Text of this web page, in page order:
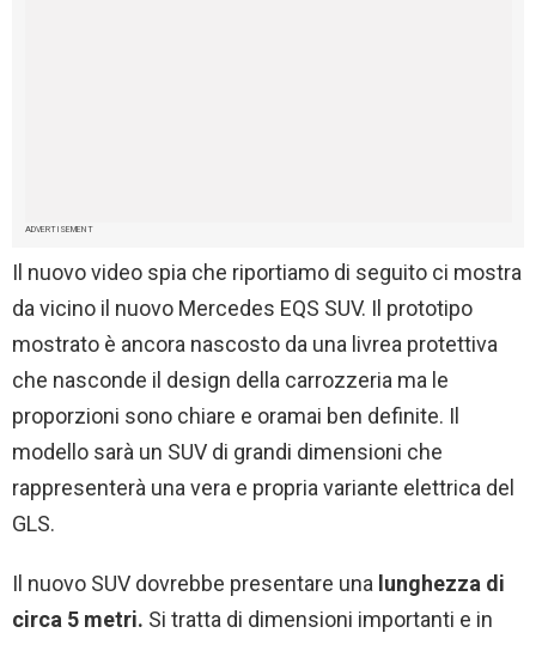
ADVERTISEMENT
Il nuovo video spia che riportiamo di seguito ci mostra
da vicino il nuovo Mercedes EQS SUV. Il prototipo
mostrato è ancora nascosto da una livrea protettiva
che nasconde il design della carrozzeria ma le
proporzioni sono chiare e oramai ben definite. Il
modello sarà un SUV di grandi dimensioni che
rappresenterà una vera e propria variante elettrica del
GLS.
Il nuovo SUV dovrebbe presentare una lunghezza di
circa 5 metri. Si tratta di dimensioni importanti e in